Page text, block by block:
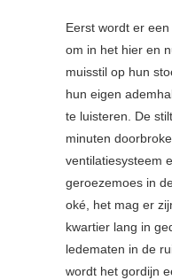
Eerst wordt er
om in het hier en
muisstil op hun
hun eigen
te luisteren. De
minuten
ventilatiesysteem
geroezemoes in
oké, het mag er
kwartier lang in
ledematen in de
wordt het gordijn